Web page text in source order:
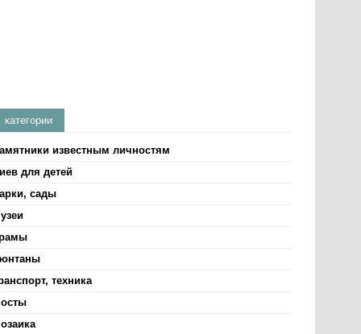
категории
известным личностям
для детей
сады
техника